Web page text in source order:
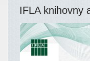
IFLA knihovny